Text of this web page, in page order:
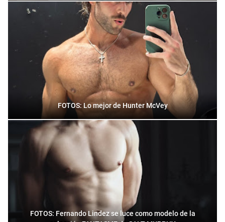
FOTOS: Lo mejor de Hunter McVey
FOTOS: Fernando Lindez se luce como modelo de la